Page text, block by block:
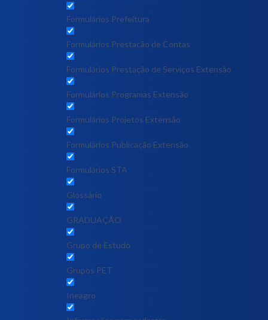
Formulários Prefeitura
Formulários Prestação de Contas
Formulários Prestação de Serviços Extensão
Formulários Programas Extensão
Formulários Projetos Extensão
Formulários Publicação Extensão
Formulários STA
Glossário
GRADUAÇÃO
Grupo de Estudo
Grupos PET
Ineagro